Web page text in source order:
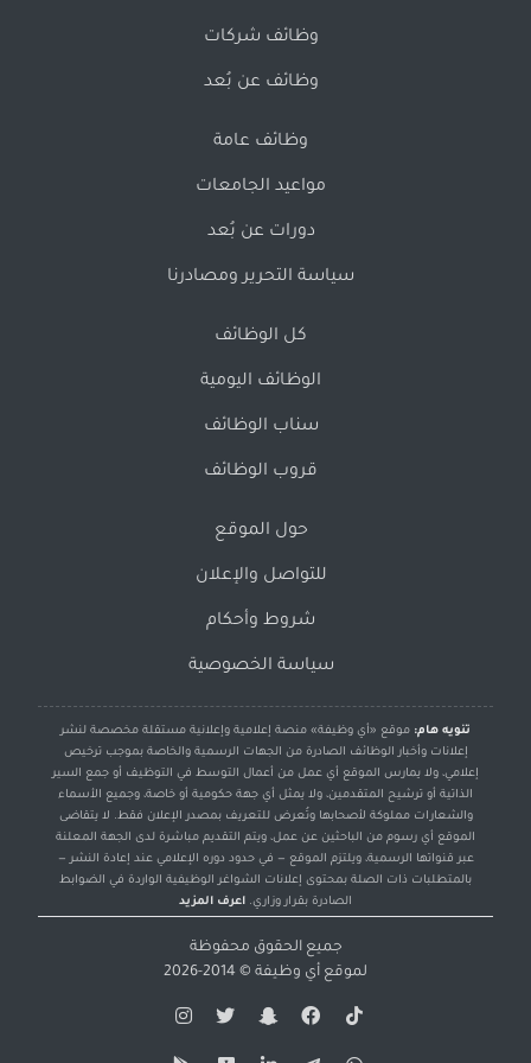
وظائف شركات
وظائف عن بُعد
وظائف عامة
مواعيد الجامعات
دورات عن بُعد
سياسة التحرير ومصادرنا
كل الوظائف
الوظائف اليومية
سناب الوظائف
قروب الوظائف
حول الموقع
للتواصل والإعلان
شروط وأحكام
سياسة الخصوصية
تنويه هام: موقع «أي وظيفة» منصة إعلامية وإعلانية مستقلة مخصصة لنشر
إعلانات وأخبار الوظائف الصادرة من الجهات الرسمية والخاصة بموجب ترخيص
إعلامي، ولا يمارس الموقع أي عمل من أعمال التوسط في التوظيف أو جمع السير
الذاتية أو ترشيح المتقدمين، ولا يمثل أي جهة حكومية أو خاصة، وجميع الأسماء
والشعارات مملوكة لأصحابها وتُعرض للتعريف بمصدر الإعلان فقط. لا يتقاضى
الموقع أي رسوم من الباحثين عن عمل، ويتم التقديم مباشرة لدى الجهة المعلنة
عبر قنواتها الرسمية، ويلتزم الموقع — في حدود دوره الإعلامي عند إعادة النشر —
بالمتطلبات ذات الصلة بمحتوى إعلانات الشواغر الوظيفية الواردة في الضوابط
الصادرة بقرار وزاري. اعرف المزيد
جميع الحقوق محفوظة
لموقع أي وظيفة © 2014-2026